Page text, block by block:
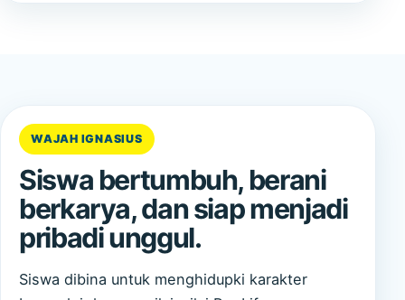
WAJAH IGNASIUS
Siswa bertumbuh, berani
berkarya, dan siap menjadi
pribadi unggul.
Siswa dibina untuk menghidupki karakter